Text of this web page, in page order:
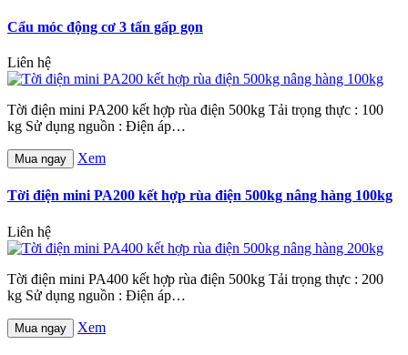
Cẩu móc động cơ 3 tấn gấp gọn
Liên hệ
Tời điện mini PA200 kết hợp rùa điện 500kg Tải trọng thực : 100
kg Sử dụng nguồn : Điện áp…
Mua ngay Xem
Tời điện mini PA200 kết hợp rùa điện 500kg nâng hàng 100kg
Liên hệ
Tời điện mini PA400 kết hợp rùa điện 500kg Tải trọng thực : 200
kg Sử dụng nguồn : Điện áp…
Mua ngay Xem